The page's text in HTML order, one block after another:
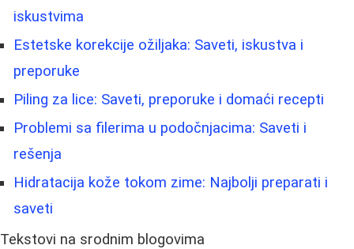
iskustvima
Estetske korekcije ožiljaka: Saveti, iskustva i
preporuke
Piling za lice: Saveti, preporuke i domaći recepti
Problemi sa filerima u podočnjacima: Saveti i
rešenja
Hidratacija kože tokom zime: Najbolji preparati i
saveti
Tekstovi na srodnim blogovima